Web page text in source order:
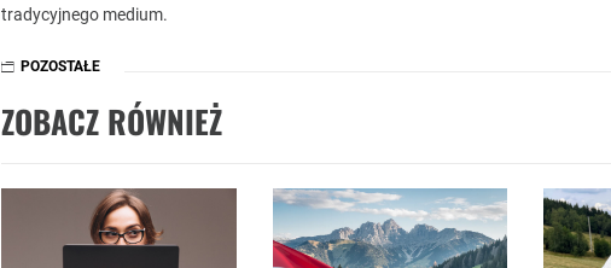
tradycyjnego medium.
POZOSTAŁE
ZOBACZ RÓWNIEŻ